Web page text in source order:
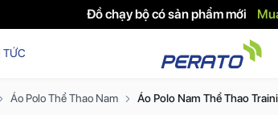
Đồ chạy bộ có sản phẩm mới
TỨC
Áo Polo Thể Thao Nam Áo Polo Nam Thể Thao